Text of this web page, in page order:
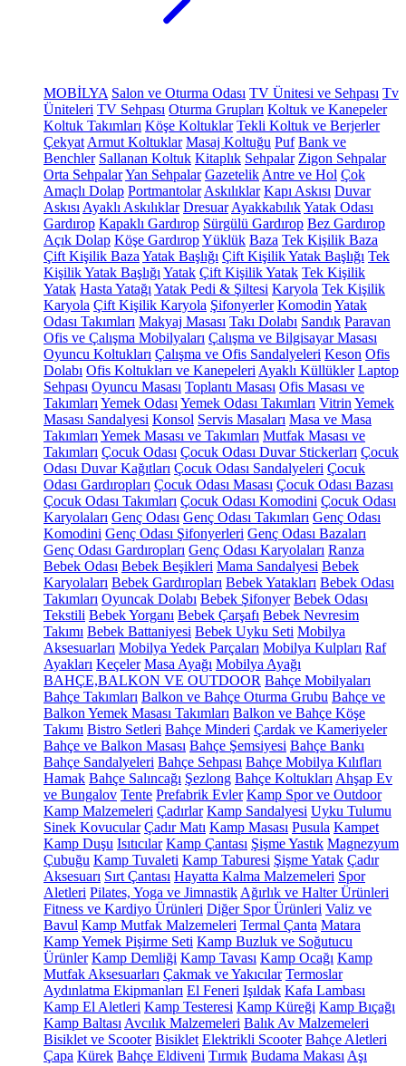
MOBİLYA Salon ve Oturma Odası TV Ünitesi ve Sehpası Tv
Üniteleri TV Sehpası Oturma Grupları Koltuk ve Kanepeler
Koltuk Takımları Köşe Koltuklar Tekli Koltuk ve Berjerler
Çekyat Armut Koltuklar Masaj Koltuğu Puf Bank ve
Benchler Sallanan Koltuk Kitaplık Sehpalar Zigon Sehpalar
Orta SehpalarYan Sehpalar Gazetelik Antre ve Hol Çok
Amaçlı Dolap Portmantolar Askılıklar Kapı Askısı Duvar
Askısı Ayaklı Askılıklar Dresuar AyakkabılıkYatak Odası
Gardırop Kapaklı Gardırop Sürgülü Gardırop Bez Gardırop
Açık Dolap Köşe GardıropYüklük Baza Tek Kişilik Baza
Çift Kişilik Baza Yatak Başlığı Çift Kişilik Yatak Başlığı Tek
Kişilik Yatak Başlığı Yatak Çift Kişilik Yatak Tek Kişilik
Yatak Hasta Yatağı Yatak Pedi & Şiltesi Karyola Tek Kişilik
Karyola Çift Kişilik Karyola Şifonyerler Komodin Yatak
Odası Takımları Makyaj Masası Takı Dolabı Sandık Paravan
Ofis ve Çalışma Mobilyaları Çalışma ve Bilgisayar Masası
Oyuncu Koltukları Çalışma ve Ofis Sandalyeleri Keson Ofis
Dolabı Ofis Koltukları ve Kanepeleri Ayaklı Küllükler Laptop
Sehpası Oyuncu Masası Toplantı Masası Ofis Masası ve
Takımları Yemek Odası Yemek Odası Takımları Vitrin Yemek
Masası Sandalyesi Konsol Servis Masaları Masa ve Masa
Takımları Yemek Masası ve Takımları Mutfak Masası ve
Takımları Çocuk Odası Çocuk Odası Duvar Stickerları Çocuk
Odası Duvar Kağıtları Çocuk Odası Sandalyeleri Çocuk
Odası Gardıropları Çocuk Odası Masası Çocuk Odası Bazası
Çocuk Odası Takımları Çocuk Odası Komodini Çocuk Odası
Karyolaları Genç Odası Genç Odası Takımları Genç Odası
Komodini Genç Odası Şifonyerleri Genç Odası Bazaları
Genç Odası Gardıropları Genç Odası Karyolaları Ranza
Bebek Odası Bebek Beşikleri Mama Sandalyesi Bebek
Karyolaları Bebek Gardıropları Bebek Yatakları Bebek Odası
Takımları Oyuncak Dolabı Bebek Şifonyer Bebek Odası
Tekstili Bebek Yorganı Bebek Çarşafı Bebek Nevresim
Takımı Bebek Battaniyesi Bebek Uyku Seti Mobilya
Aksesuarları Mobilya Yedek Parçaları Mobilya Kulpları Raf
Ayakları Keçeler Masa Ayağı Mobilya Ayağı
BAHÇE,BALKON VE OUTDOOR Bahçe Mobilyaları
Bahçe Takımları Balkon ve Bahçe Oturma Grubu Bahçe ve
Balkon Yemek Masası Takımları Balkon ve Bahçe Köşe
Takımı Bistro Setleri Bahçe Minderi Çardak ve Kameriyeler
Bahçe ve Balkon Masası Bahçe Şemsiyesi Bahçe Bankı
Bahçe Sandalyeleri Bahçe Sehpası Bahçe Mobilya Kılıfları
Hamak Bahçe Salıncağı Şezlong Bahçe Koltukları Ahşap Ev
ve Bungalov Tente Prefabrik Evler Kamp Spor ve Outdoor
Kamp Malzemeleri Çadırlar Kamp Sandalyesi Uyku Tulumu
Sinek Kovucular Çadır Matı Kamp Masası Pusula Kampet
Kamp Duşu Isıtıcılar Kamp Çantası Şişme Yastık Magnezyum
Çubuğu Kamp Tuvaleti Kamp Taburesi Şişme Yatak Çadır
Aksesuarı Sırt Çantası Hayatta Kalma Malzemeleri Spor
Aletleri Pilates, Yoga ve Jimnastik Ağırlık ve Halter Ürünleri
Fitness ve Kardiyo Ürünleri Diğer Spor Ürünleri Valiz ve
Bavul Kamp Mutfak Malzemeleri Termal Çanta Matara
Kamp Yemek Pişirme Seti Kamp Buzluk ve Soğutucu
Ürünler Kamp Demliği Kamp Tavası Kamp Ocağı Kamp
Mutfak Aksesuarları Çakmak ve Yakıcılar Termoslar
Aydınlatma Ekipmanları El Feneri Işıldak Kafa Lambası
Kamp El Aletleri Kamp Testeresi Kamp Küreği Kamp Bıçağı
Kamp Baltası Avcılık Malzemeleri Balık Av Malzemeleri
Bisiklet ve Scooter Bisiklet Elektrikli Scooter Bahçe Aletleri
Çapa Kürek Bahçe Eldiveni Tırmık Budama Makası Aşı